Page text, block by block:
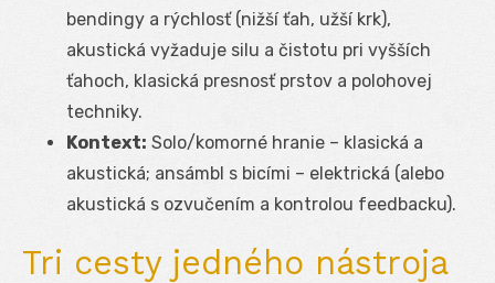
bendingy a rýchlosť (nižší ťah, užší krk),
akustická vyžaduje silu a čistotu pri vyšších
ťahoch, klasická presnosť prstov a polohovej
techniky.
Kontext: Solo/komorné hranie – klasická a
akustická; ansámbl s bicími – elektrická (alebo
akustická s ozvučením a kontrolou feedbacku).
Tri cesty jedného nástroja